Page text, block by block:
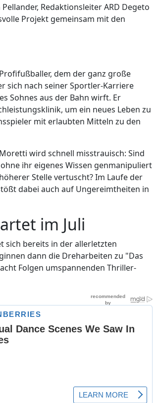
Redaktionsleiter ARD Degeto
Projekt gemeinsam mit den
dem der ganz große
sich nach seiner Sportler-Karriere
Sohnes aus der Bahn wirft. Er
um ein neues Leben zu
mit erlaubten Mitteln zu den
wird schnell misstrauisch: Sind
ihr eigenes Wissen genmanipuliert
Stelle vertuscht? Im Laufe der
dabei auch auf Ungereimtheiten in
im Juli
sich bereits in der allerletzten
dann die Dreharbeiten zu "Das
Folgen umspannenden Thriller-